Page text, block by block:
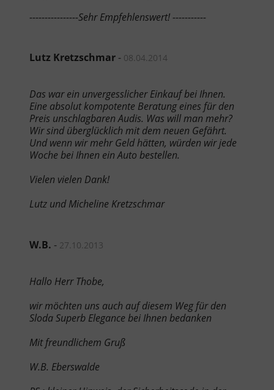
----------------Sehr Empfehlenswert! -----------
Lutz Kretzschmar - 08.04.2014
Das war ein unvergesslicher Einkauf bei Ihnen.
Eine absolut kompotente Beratung eines für den
Preis unschlagbaren Audis. Was will man mehr?
Wir sind überglücklich mit dem neuen Gefährt.
Und wenn wir mehr Geld hätten, würden wir jede
Woche bei Ihnen ein Auto bestellen.
Vielen vielen Dank!
Lutz und Micheline Kretzschmar
W.B. - 27.10.2013
Hallo Herr Thobe,
wir möchten uns auch auf diesem Weg für den
Sloda Superb Elegance bei Ihnen bedanken
Mit freundlichem Gruß
W.B. Eberswalde